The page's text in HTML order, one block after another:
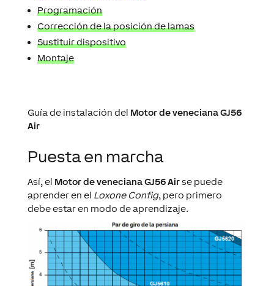
Programación
Corrección de la posición de lamas
Sustituir dispositivo
Montaje
Guía de instalación del Motor de veneciana GJ56
Air
Puesta en marcha
Así, el Motor de veneciana GJ56 Airse puede
aprender en el Loxone Config, pero primero
debe estar en modo de aprendizaje.